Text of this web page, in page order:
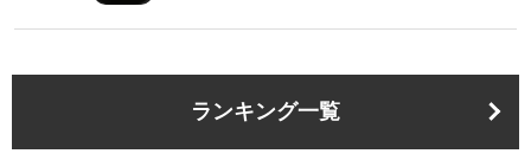
2023年7月 650円
ランキング一覧